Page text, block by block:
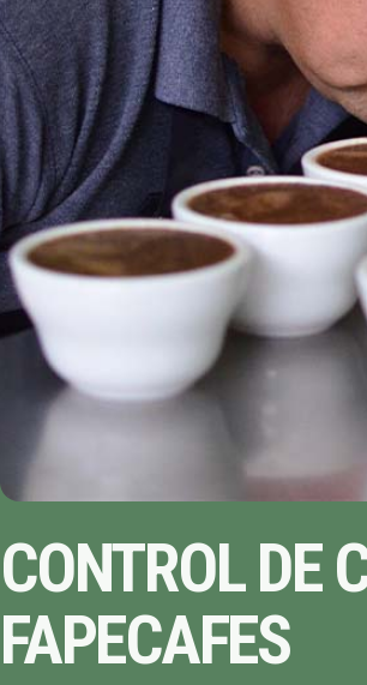
CONTROL DE
FAPECAFES